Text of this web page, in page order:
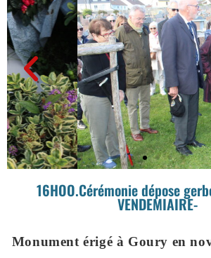
16HOO.Cérémonie dépose
VENDEMIAIRE-
Monument érigé à Goury en